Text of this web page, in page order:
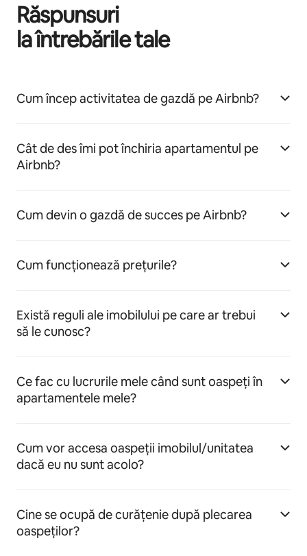
Răspunsuri
la întrebările tale
Cum încep activitatea de gazdă pe Airbnb?
Cât de des îmi pot închiria apartamentul pe
Airbnb?
Cum devin o gazdă de succes pe Airbnb?
Cum funcționează prețurile?
Există reguli ale imobilului pe care ar trebui
să le cunosc?
Ce fac cu lucrurile mele când sunt oaspeți în
apartamentele mele?
Cum vor accesa oaspeții imobilul/unitatea
dacă eu nu sunt acolo?
Cine se ocupă de curățenie după plecarea
oaspeților?